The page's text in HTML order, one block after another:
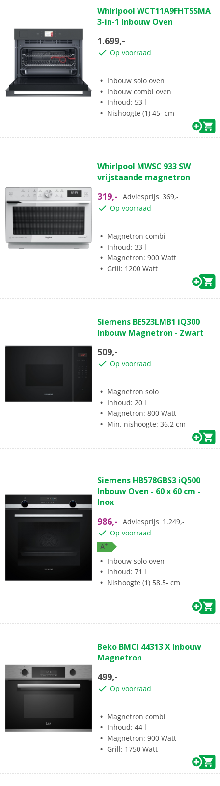
van
de
sterren.
Whirlpool WCT11A9FHTSSMA
3-in-1 Inbouw Oven
1.699,-
Op voorraad
Inbouw solo oven
Inbouw combi oven
Inhoud: 53 l
Nishoogte (1) 45- cm
van
de
sterren.
Whirlpool MWSC 933 SW
vrijstaande magnetron
319,- Adviesprijs 369,-
Op voorraad
Magnetron combi
Inhoud: 33 l
Magnetron: 900 Watt
Grill: 1200 Watt
van
de
sterren.
Siemens BE523LMB1 iQ300
Inbouw Magnetron - Zwart
509,-
Op voorraad
Magnetron solo
Inhoud: 20 l
Magnetron: 800 Watt
Min. nishoogte: 36.2 cm
van
de
5
Siemens HB578GBS3 iQ500
Inbouw Oven - 60 x 60 cm -
Inox
986,- Adviesprijs 1.249,-
Op voorraad
A+
Inbouw solo oven
Inhoud: 71 l
Nishoogte (1) 58.5- cm
van
de
sterren.
Beko BMCI 44313 X Inbouw
Magnetron
499,-
Op voorraad
Magnetron combi
Inhoud: 44 l
Magnetron: 900 Watt
Grill: 1750 Watt